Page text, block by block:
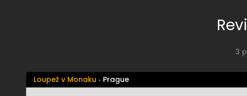
3
Loupež v Monaku Prague